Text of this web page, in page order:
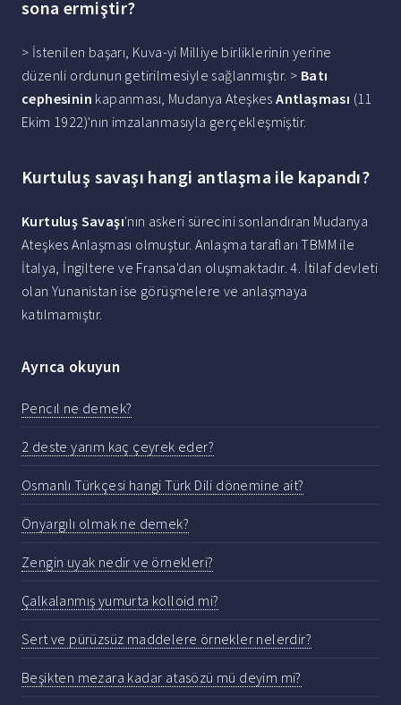
sona ermiştir?
> İstenilen başarı, Kuva-yi Milliye birliklerinin yerine
düzenli ordunun getirilmesiyle sağlanmıştır. > Batı
cephesinin kapanması, Mudanya AteşkesAntlaşması (11
Ekim 1922)'nın imzalanmasıyla gerçekleşmiştir.
Kurtuluş savaşı hangi antlaşma ile kapandı?
Kurtuluş Savaşı'nın askeri sürecini sonlandıran Mudanya
Ateşkes Anlaşması olmuştur. Anlaşma tarafları TBMM ile
İtalya, İngiltere ve Fransa'dan oluşmaktadır. 4. İtilaf devleti
olan Yunanistan ise görüşmelere ve anlaşmaya
katılmamıştır.
Ayrıca okuyun
Pencıl ne demek?
2 deste yarım kaç çeyrek eder?
Osmanlı Türkçesi hangi Türk Dili dönemine ait?
Önyargılı olmak ne demek?
Zengin uyak nedir ve örnekleri?
Çalkalanmış yumurta kolloid mi?
Sert ve pürüzsüz maddelere örnekler nelerdir?
Beşikten mezara kadar atasözü mü deyim mi?